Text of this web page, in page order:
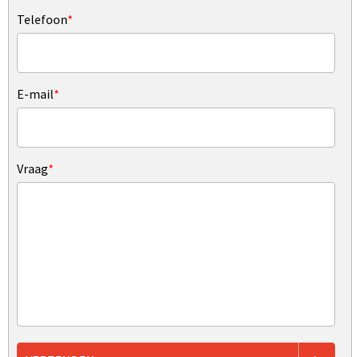
Telefoon*
E-mail*
Vraag*